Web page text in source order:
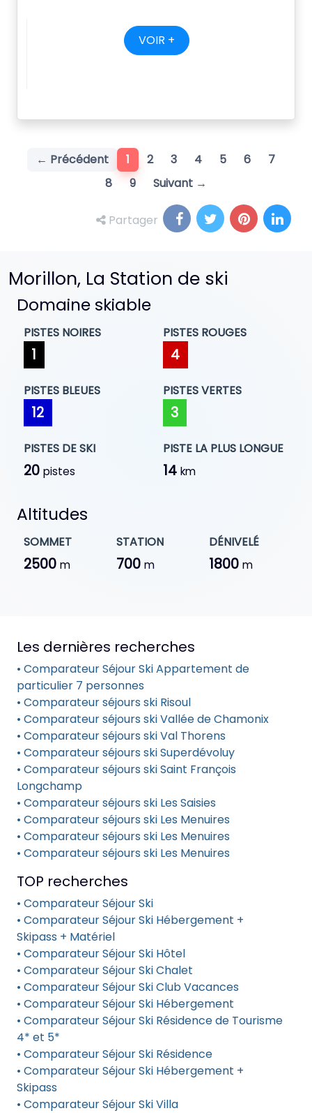
VOIR +
← Précédent 1 (current)
2 3 4 5 6
7
8
9 Suivant →
Partager
Morillon, La Station de ski
Domaine skiable
PISTES NOIRES
1
PISTES ROUGES
4
PISTES BLEUES
12
PISTES VERTES
3
PISTES DE SKI
20 pistes
PISTE LA PLUS LONGUE
14 km
Altitudes
SOMMET
2500 m
STATION
700 m
DÉNIVELÉ
1800m
Les dernières recherches
• Comparateur Séjour Ski Appartement de
particulier 7 personnes
• Comparateur séjours ski Risoul
• Comparateur séjours ski Vallée de Chamonix
• Comparateur séjours ski Val Thorens
• Comparateur séjours ski Superdévoluy
• Comparateur séjours ski Saint François
Longchamp
• Comparateur séjours ski Les Saisies
• Comparateur séjours ski Les Menuires
• Comparateur séjours ski Les Menuires
• Comparateur séjours ski Les Menuires
TOP recherches
• Comparateur Séjour Ski
• Comparateur Séjour Ski Hébergement +
Skipass + Matériel
• Comparateur Séjour Ski Hôtel
• Comparateur Séjour Ski Chalet
• Comparateur Séjour Ski Club Vacances
• Comparateur Séjour Ski Hébergement
• Comparateur Séjour Ski Résidence de Tourisme
4* et 5*
• Comparateur Séjour Ski Résidence
• Comparateur Séjour Ski Hébergement +
Skipass
• Comparateur Séjour Ski Villa